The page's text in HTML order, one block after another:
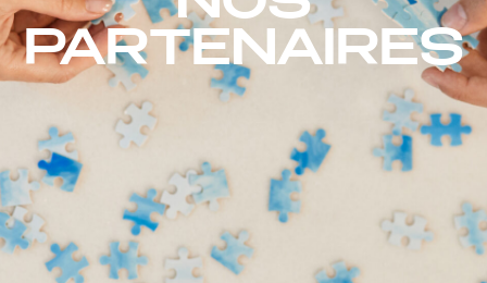
PARTENAIRES